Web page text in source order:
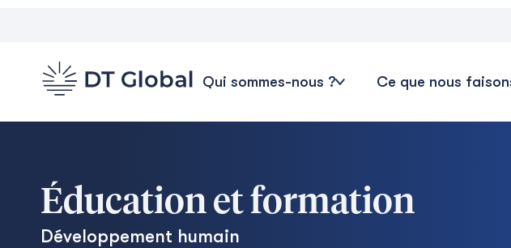
Qui sommes-nous ? Ce que nous
Éducation et formation
Développement humain